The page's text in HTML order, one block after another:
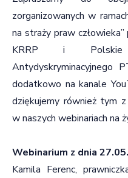
zorganizowanych w
na straży praw
KRRP i Polskie
Antydyskryminacyjnego
dodatkowo na kanale
dziękujemy również tym
w naszych webinariach na
Webinarium z dnia
Kamila Ferenc,